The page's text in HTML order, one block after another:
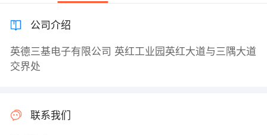
公司介绍
英德三基电子有限公司 英红工业园英红大道与三隅大道
交界处
联系我们